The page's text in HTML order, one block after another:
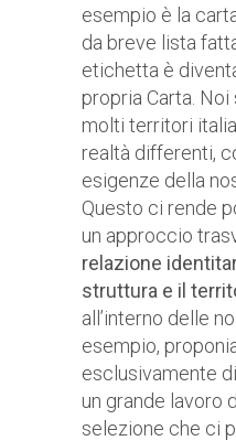
esempio è la
da breve lista
etichetta è
propria Carta.
molti territori
realtà differenti,
esigenze della
Questo ci rende
un approccio
relazione
struttura e il
all’interno delle
esempio,
esclusivamente
un grande lavoro
selezione che ci